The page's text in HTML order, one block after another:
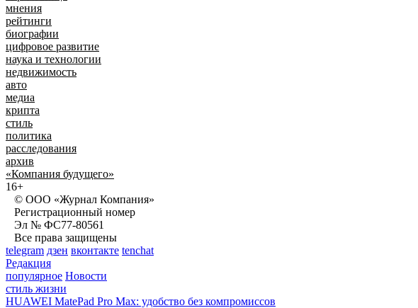
мнения
рейтинги
биографии
цифровое развитие
наука и технологии
недвижимость
авто
медиа
крипта
стиль
политика
расследования
архив
«Компания будущего»
16+
© ООО «Журнал Компания»
Регистрационный номер
Эл № ФС77-80561
Все права защищены
telegram дзен вконтакте tenchat
Редакция
популярное Новости
стиль жизни
HUAWEI MatePad Pro Max: удобство без компромиссов